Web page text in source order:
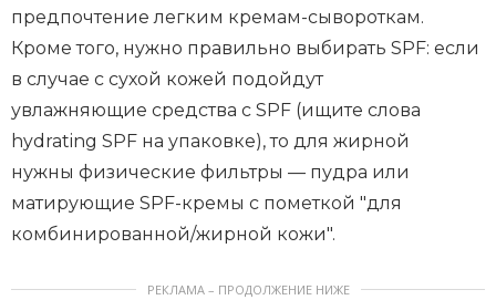
предпочтение легким кремам-сывороткам.
Кроме того, нужно правильно выбирать SPF: если
в случае с сухой кожей подойдут
увлажняющие средства с SPF (ищите слова
hydrating SPF на упаковке), то для жирной
нужны физические фильтры — пудра или
матирующие SPF-кремы с пометкой "для
комбинированной/жирной кожи".
РЕКЛАМА – ПРОДОЛЖЕНИЕ НИЖЕ